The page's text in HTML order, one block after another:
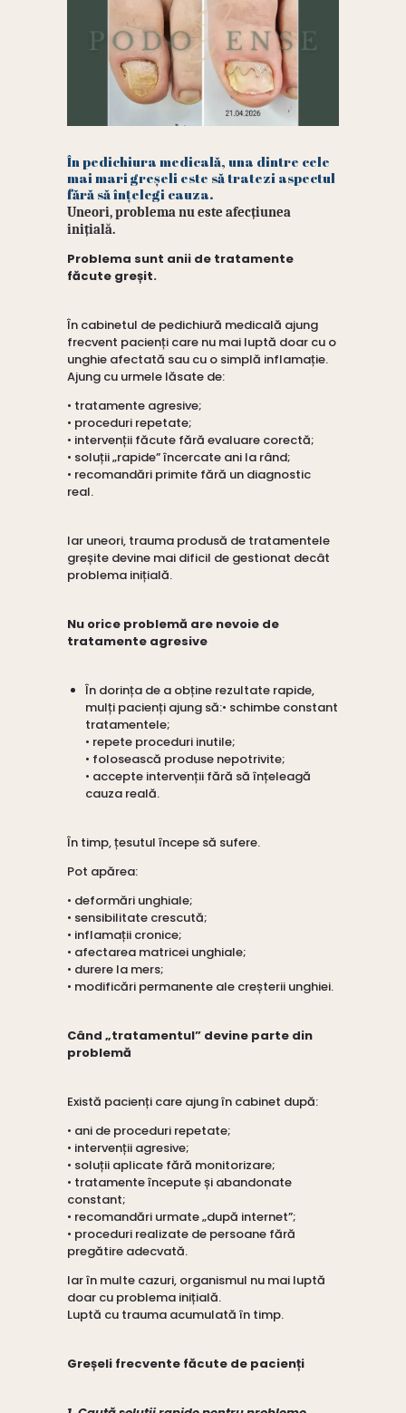
În pedichiura medicală, una dintre cele
mai mari greșeli este să tratezi aspectul
fără să înțelegi cauza.
Uneori, problema nu este afecțiunea
inițială.
Problema sunt anii de tratamente
făcute greșit.
În cabinetul de pedichiură medicală ajung
frecvent pacienți care nu mai luptă doar cu o
unghie afectată sau cu o simplă inflamație.
Ajung cu urmele lăsate de:
• tratamente agresive;
• proceduri repetate;
• intervenții făcute fără evaluare corectă;
• soluții „rapide” încercate ani la rând;
• recomandări primite fără un diagnostic
real.
Iar uneori, trauma produsă de tratamentele
greșite devine mai dificil de gestionat decât
problema inițială.
Nu orice problemă are nevoie de
tratamente agresive
În dorința de a obține rezultate rapide,
mulți pacienți ajung să:• schimbe constant
tratamentele;
• repete proceduri inutile;
• folosească produse nepotrivite;
• accepte intervenții fără să înțeleagă
cauza reală.
În timp, țesutul începe să sufere.
Pot apărea:
• deformări unghiale;
• sensibilitate crescută;
• inflamații cronice;
• afectarea matricei unghiale;
• durere la mers;
• modificări permanente ale creșterii unghiei.
Când „tratamentul” devine parte din
problemă
Există pacienți care ajung în cabinet după:
• ani de proceduri repetate;
• intervenții agresive;
• soluții aplicate fără monitorizare;
• tratamente începute și abandonate
constant;
• recomandări urmate „după internet”;
• proceduri realizate de persoane fără
pregătire adecvată.
Iar în multe cazuri, organismul nu mai luptă
doar cu problema inițială.
Luptă cu trauma acumulată în timp.
Greșeli frecvente făcute de pacienți